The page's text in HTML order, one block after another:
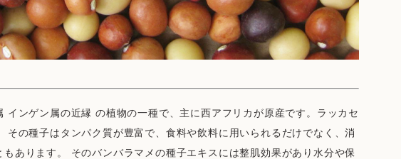
インゲン属の近縁 の植物の一種で、主に西アフリカが原産です。ラッカセ
その種子はタンパク質が豊富で、食料や飲料に用いられるだけでなく、消
あります。 そのバンバラマメの種子エキスには整肌効果があり水分や保